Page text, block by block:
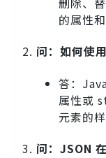
的属性
问：如何使
答：
属性或
元素的样
问：JSON